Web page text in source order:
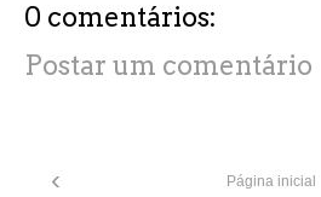
0 comentários:
Postar um comentário
‹ Página inicial